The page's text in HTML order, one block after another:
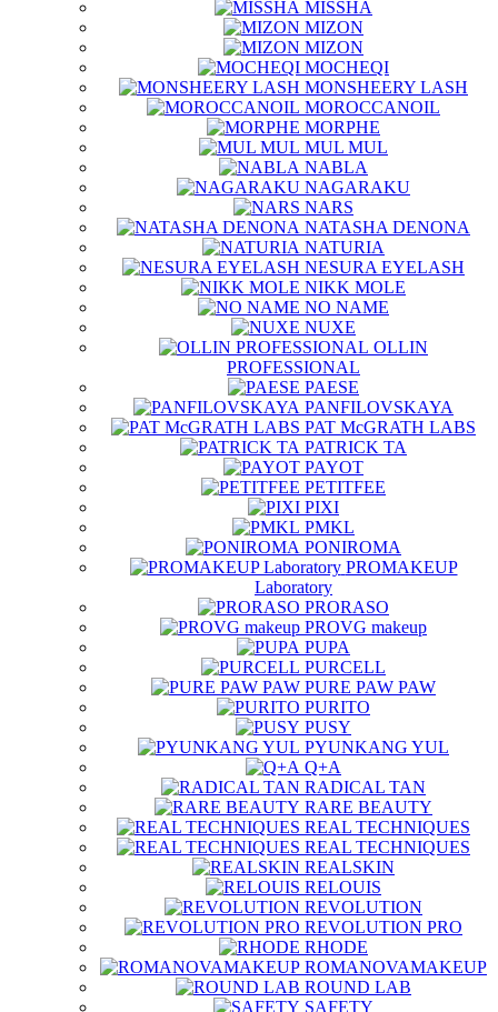
MISSHA
MIZON
MIZON
MOCHEQI
MONSHEERY LASH
MOROCCANOIL
MORPHE
MUL MUL
NABLA
NAGARAKU
NARS
NATASHA DENONA
NATURIA
NESURA EYELASH
NIKK MOLE
NO NAME
NUXE
OLLIN
PROFESSIONAL
PAESE
PANFILOVSKAYA
PAT McGRATH LABS
PATRICK TA
PAYOT
PETITFEE
PIXI
PMKL
PONIROMA
PROMAKEUP
Laboratory
PRORASO
PROVG makeup
PUPA
PURCELL
PURE PAW PAW
PURITO
PUSY
PYUNKANG YUL
Q+A
RADICAL TAN
RARE BEAUTY
REAL TECHNIQUES
REAL TECHNIQUES
REALSKIN
RELOUIS
REVOLUTION
REVOLUTION PRO
RHODE
ROMANOVAMAKEUP
ROUND LAB
SAFETY